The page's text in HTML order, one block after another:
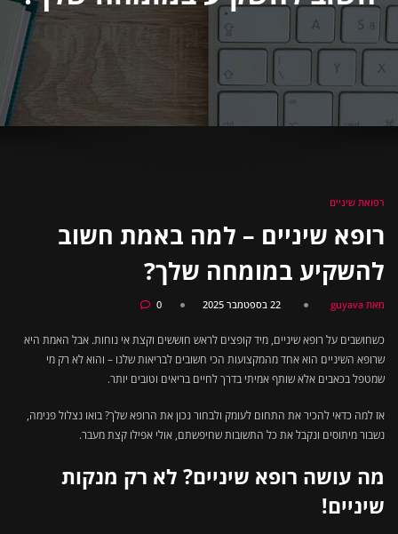
רפואת שיניים
רופא שיניים – למה באמת חשוב
להשקיע במומחה שלך?
מאת guyava 22 בספטמבר 2025 0
כשחושבים על רופא שיניים, מיד קופצים לראש חוששים וקצת אי נוחות. אבל האמת היא
שרופא השיניים הוא אחד מהמקצועות הכי חשובים לבריאות שלנו – והוא לא רק מי
שמטפל בכאבים אלא שותף אמיתי בדרך לחיים בריאים וטובים יותר.
אז למה כדאי להכיר את התחום לעומק ולבחור נכון את הרופא שלך? בואו נצלול פנימה,
נשבור מיתוסים ונקבל את כל התשובות שחיפשתם, אולי אפילו קצת מעבר.
מה עושה רופא שיניים? לא רק מנקות
שיניים!